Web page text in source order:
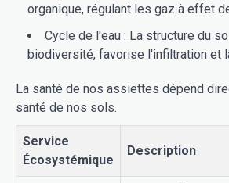
organique, régulant les gaz à effet
Cycle de l'eau : La structure du
biodiversité, favorise l'infiltration et
La santé de nos assiettes dépend
santé de nos sols.
Service
Écosystémique
Description